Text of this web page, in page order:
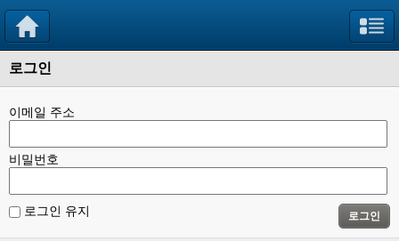
로그인
이메일 주소
비밀번호
로그인 유지 로그인